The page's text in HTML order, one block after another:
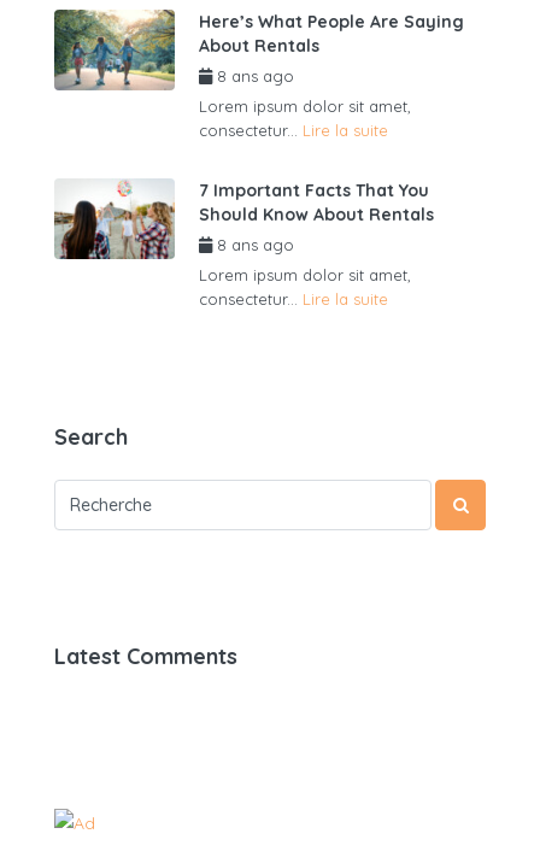
Here’s What People Are Saying
About Rentals
8 ans ago
Lorem ipsum dolor sit amet,
consectetur... Lire la suite
7 Important Facts That You
Should Know About Rentals
8 ans ago
Lorem ipsum dolor sit amet,
consectetur... Lire la suite
Search
Latest Comments